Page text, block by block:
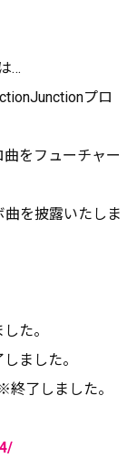
…
プロ
をフューチャー
を披露いたしま
た。
ました。
終了しました。